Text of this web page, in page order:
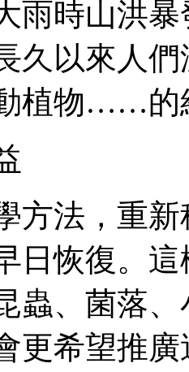
雨時山洪
久以來人
植物……的
方法，重
日恢復。
蟲、菌落
希望推廣